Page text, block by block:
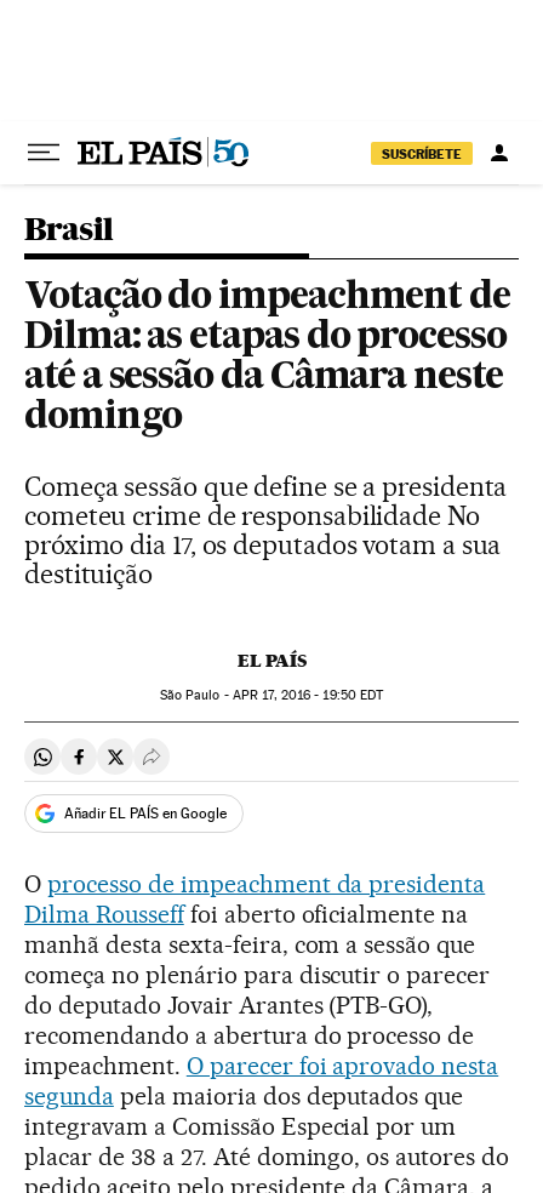
SUSCRÍBETE
Brasil
Votação do impeachment de
Dilma: as etapas do processo
até a sessão da Câmara neste
domingo
Começa sessão que define se a presidenta
cometeu crime de responsabilidade No
próximo dia 17, os deputados votam a sua
destituição
EL PAÍS
São Paulo - APR 17, 2016 - 19:50EDT
Compartir en Whatsapp
Compartir en Facebook
Compartir en Twitter
Desplegar Redes Sociales
Añadir EL PAÍS en Google
O processo de impeachment da presidenta
Dilma Roussefffoi aberto oficialmente na
manhã desta sexta-feira, com a sessão que
começa no plenário para discutir o parecer
do deputado Jovair Arantes (PTB-GO),
recomendando a abertura do processo de
impeachment. O parecer foi aprovado nesta
segundapela maioria dos deputados que
integravam a Comissão Especial por um
placar de 38 a 27. Até domingo, os autores do
pedido aceito pelo presidente da Câmara, a